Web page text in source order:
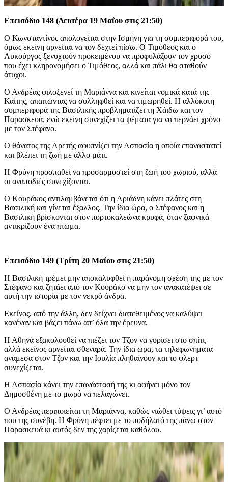
Επεισόδιο 148 (Δευτέρα 19 Μαΐου στις 21:50)
Ο Κωνσταντίνος απολογείται στην Ισμήνη για τη συμπεριφορά του,
όμως εκείνη αρνείται να τον δεχτεί πίσω. Ο Τιμόθεος και ο
Λυκούργος ξενυχτούν προκειμένου να προφυλάξουν τον χρυσό
που έχει κληρονομήσει ο Τιμόθεος, αλλά και πάλι θα σταθούν
άτυχοι.
Ο Ανδρέας φιλοξενεί τη Μαριάννα και κινείται νομικά κατά της
Καίτης, απαιτώντας να συλληφθεί και να τιμωρηθεί. Η αλλόκοτη
συμπεριφορά της Βασιλικής προβληματίζει τη Χάιδω και τον
Παρασκευά, ενώ εκείνη συνεχίζει τα ψέματα για να περνάει χρόνο
με τον Στέφανο.
Ο θάνατος της Αρετής αφυπνίζει την Ασπασία η οποία επαναστατεί
και βλέπει τη ζωή με άλλο μάτι.
Η Φρύνη προσπαθεί να προσαρμοστεί στη ζωή του χωριού, αλλά
οι αναποδιές συνεχίζονται.
Ο Κουράκος αντιλαμβάνεται ότι η Αριάδνη κάνει πλάτες στη
Βασιλική και γίνεται έξαλλος. Την ίδια ώρα, ο Στέφανος και η
Βασιλική βρίσκονται στον πορτοκαλεώνα κρυφά, όταν ξαφνικά
αντικρίζουν ένα πτώμα.
Επεισόδιο 149 (Τρίτη 20 Μαΐου στις 21:50)
Η Βασιλική τρέμει μην αποκαλυφθεί η παράνομη σχέση της με τον
Στέφανο και ζητάει από τον Κουράκο να μην τον ανακατέψει σε
αυτή την ιστορία με τον νεκρό άνδρα.
Εκείνος, από την άλλη, δεν δείχνει διατεθειμένος να καλύψει
κανέναν και βάζει πάνω απ’ όλα την έρευνα.
Η Αθηνά εξακολουθεί να πιέζει τον Τζον να γυρίσει στο σπίτι,
αλλά εκείνος αρνείται σθεναρά. Την ίδια ώρα, τα τηλεφωνήματα
ανάμεσα στον Τζον και την Ιουλία πληθαίνουν και το φλερτ
συνεχίζεται.
Η Ασπασία κάνει την επανάστασή της κι αφήνει μόνο τον
Δημοσθένη με το μωρό να πελαγώνει.
Ο Ανδρέας περιποιείται τη Μαριάννα, καθώς νιώθει τύψεις γι’ αυτό
που της συνέβη. Η Φρύνη πέφτει με το ποδήλατό της πάνω στον
Παρασκευά κι αυτός δεν της χαρίζεται καθόλου.